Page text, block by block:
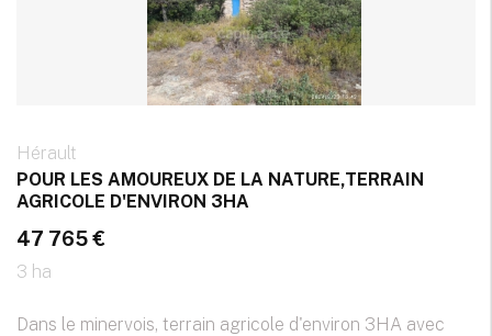
Hérault
POUR LES AMOUREUX DE LA NATURE,TERRAIN
AGRICOLE D'ENVIRON 3HA
47 765 €
3 ha
Dans le minervois, terrain agricole d'environ 3HA avec